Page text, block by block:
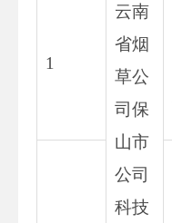
1
云南
省烟
草公
司保
山市
公司
科技